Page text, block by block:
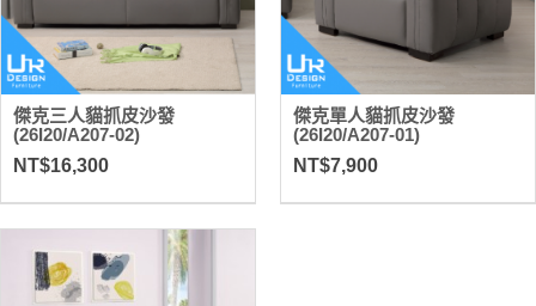
傑克三人貓抓皮沙發
(26I20/A207-02)
NT$16,300
傑克單人貓抓皮沙發
(26I20/A207-01)
NT$7,900